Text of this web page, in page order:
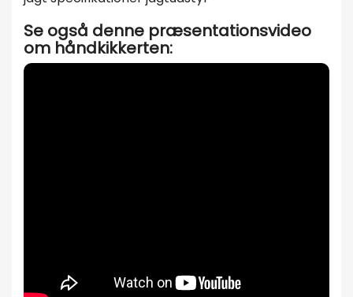
Se også denne præsentationsvideo
om håndkikkerten: